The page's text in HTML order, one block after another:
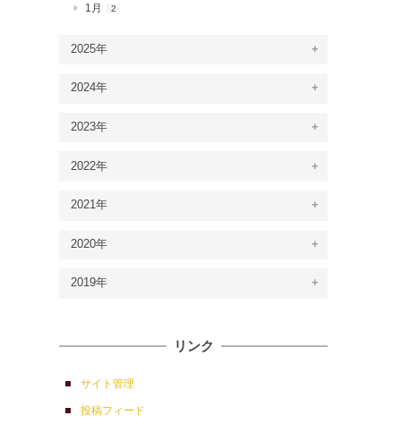
1月 2
2025年
2024年
2023年
2022年
2021年
2020年
2019年
リンク
サイト管理
投稿フィード